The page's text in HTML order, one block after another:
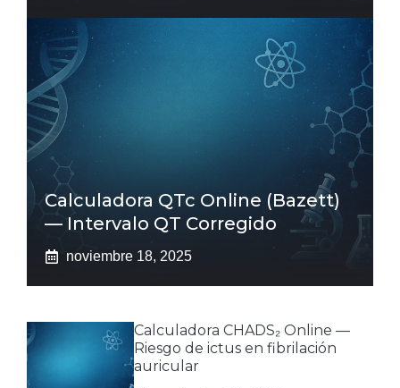
Calculadora QTc Online (Bazett)
— Intervalo QT Corregido
noviembre 18, 2025
Calculadora CHADS₂ Online —
Riesgo de ictus en fibrilación
auricular